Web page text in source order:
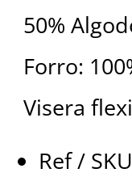
50%
Forro:
Visera
Ref / SKU